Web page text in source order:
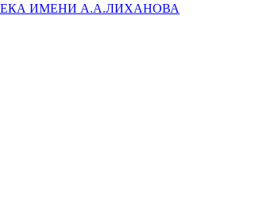
ИМЕНИ А.А.ЛИХАНОВА